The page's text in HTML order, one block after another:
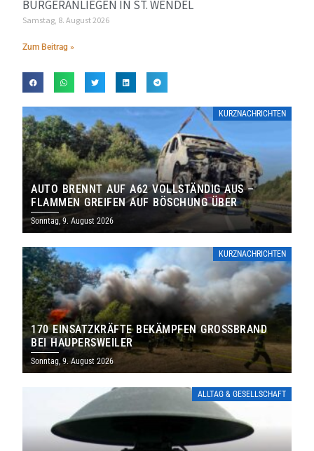
BÜRGERANLIEGEN IN ST. WENDEL
Samstag, 8. August 2026
Zum Beitrag »
KURZNACHRICHTEN
AUTO BRENNT AUF A62 VOLLSTÄNDIG AUS –
FLAMMEN GREIFEN AUF BÖSCHUNG ÜBER
Sonntag, 9. August 2026
KURZNACHRICHTEN
170 EINSATZKRÄFTE BEKÄMPFEN GROSSBRAND B
EI HAUPERSWEILER
Sonntag, 9. August 2026
ALLTAG & GESELLSCHAFT